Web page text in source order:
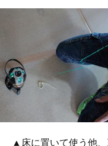
▲床に置いて使う他